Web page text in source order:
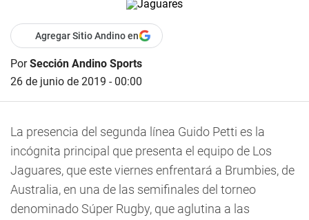
Agregar Sitio Andino en
PorSección Andino Sports
26 de junio de 2019 - 00:00
La presencia del segunda línea Guido Petti es la
incógnita principal que presenta el equipo de Los
Jaguares, que este viernes enfrentará a Brumbies, de
Australia, en una de las semifinales del torneo
denominado Súper Rugby, que aglutina a las